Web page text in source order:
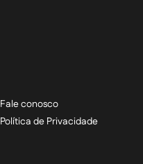
Fale conosco
Política de Privacidade